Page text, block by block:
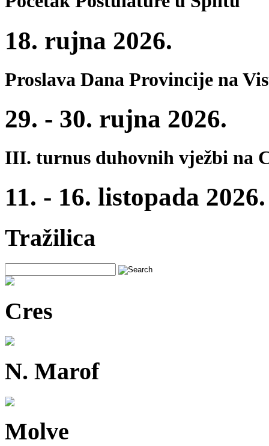
18. rujna 2026.
Proslava Dana Provincije na
29. - 30. rujna 2026.
III. turnus duhovnih vježbi na
11. - 16. listopada 2026.
Tražilica
Cres
N. Marof
Molve